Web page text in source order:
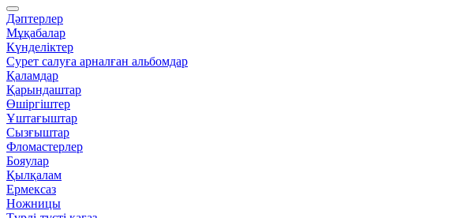
Дәптерлер
Мұқабалар
Күнделіктер
Сурет салуға арналған альбомдар
Қаламдар
Қарындаштар
Өшіргіштер
Ұштағыштар
Сызғыштар
Фломастерлер
Бояулар
Қылқалам
Ермексаз
Ножницы